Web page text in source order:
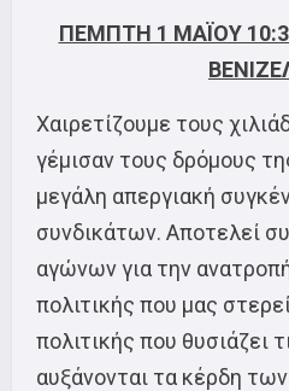
ΠΕΜΠΤΗ 1 ΜΑΪΟΥ
Χαιρετίζουμε τους
γέμισαν τους δρόμους
μεγάλη απεργιακή
συνδικάτων. Αποτελεί
αγώνων για την
πολιτικής που μας
πολιτικής που θυσιάζει
αυξάνονται τα κέρδη